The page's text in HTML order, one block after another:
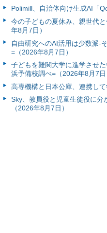
Polimill、自治体向け生成AI「
今の子どもの夏休み、親世代
年8月7日）
自由研究へのAI活用は少数派-
=（2026年8月7日）
子どもを難関大学に進学させ
浜予備校調べ=（2026年8月7日
高専機構と日本公庫、連携し
Sky、教員役と児童生徒役に
（2026年8月7日）